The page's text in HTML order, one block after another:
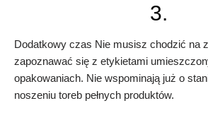
3.
Dodatkowy czas Nie musisz chodzić na
zapoznawać się z etykietami
opakowaniach. Nie wspominają już o
noszeniu toreb pełnych produktów.